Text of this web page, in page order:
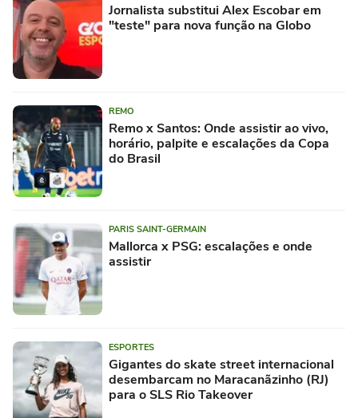
Jornalista substitui Alex Escobar em
"teste" para nova função na Globo
REMO
Remo x Santos: Onde assistir ao vivo,
horário, palpite e escalações da Copa
do Brasil
PARIS SAINT-GERMAIN
Mallorca x PSG: escalações e onde
assistir
ESPORTES
Gigantes do skate street internacional
desembarcam no Maracanãzinho (RJ)
para o SLS Rio Takeover